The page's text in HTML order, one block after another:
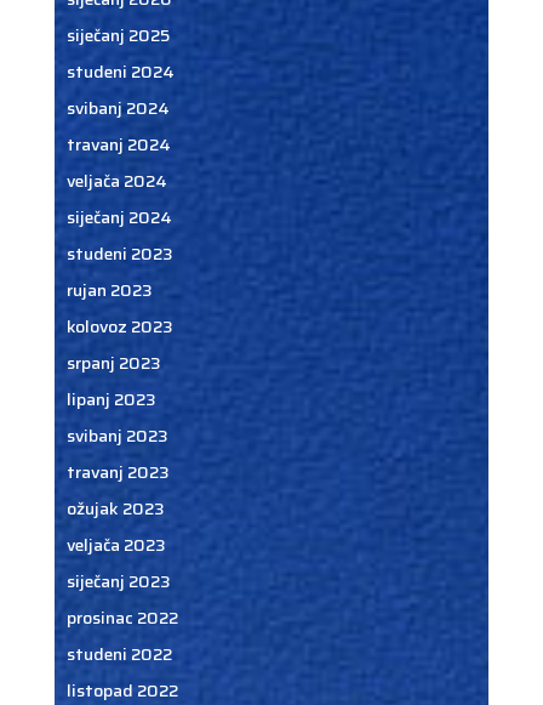
siječanj 2025
studeni 2024
svibanj 2024
travanj 2024
veljača 2024
siječanj 2024
studeni 2023
rujan 2023
kolovoz 2023
srpanj 2023
lipanj 2023
svibanj 2023
travanj 2023
ožujak 2023
veljača 2023
siječanj 2023
prosinac 2022
studeni 2022
listopad 2022